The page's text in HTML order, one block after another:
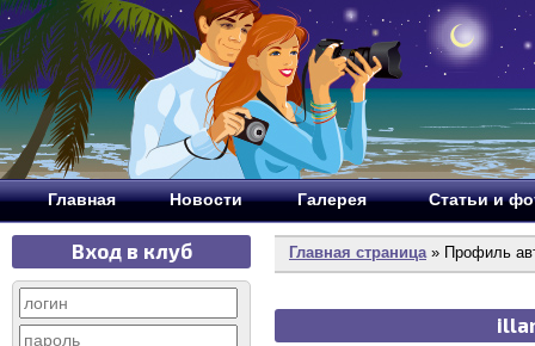
Главная Новости Галерея Статьи и
Вход в клуб Главная страница» Профиль